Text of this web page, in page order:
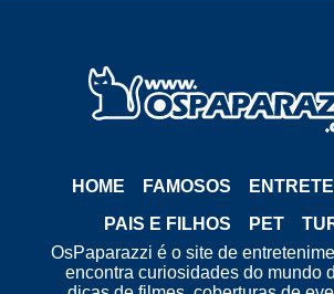
HOME FAMOSOS
PAIS E FILHOS
PET
OsPaparazzi é o site de
encontra curiosidades do mundo